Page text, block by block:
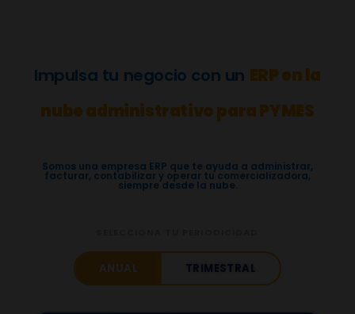
Impulsa tu negocio con un ERP en la
nube administrativo para PYMES
Somos una empresa ERP que te ayuda a administrar,
facturar, contabilizar y operar tu comercializadora,
siempre desde la nube.
ANUAL TRIMESTRAL